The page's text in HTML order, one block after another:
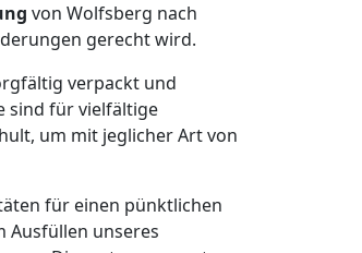
von Wolfsberg nach
gerecht wird.
verpackt und
sind für vielfältige
um mit jeglicher Art von
für einen pünktlichen
Ausfüllen unseres